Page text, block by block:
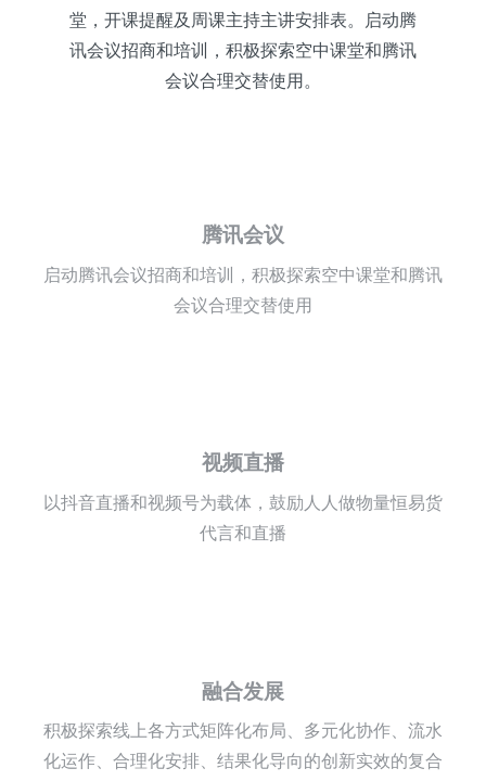
堂，开课提醒及周课主持主讲安排表。启动腾
讯会议招商和培训，积极探索空中课堂和腾讯
会议合理交替使用。
腾讯会议
启动腾讯会议招商和培训，积极探索空中课堂和腾讯
会议合理交替使用
视频直播
以抖音直播和视频号为载体，鼓励人人做物量恒易货
代言和直播
融合发展
积极探索线上各方式矩阵化布局、多元化协作、流水
化运作、合理化安排、结果化导向的创新实效的复合